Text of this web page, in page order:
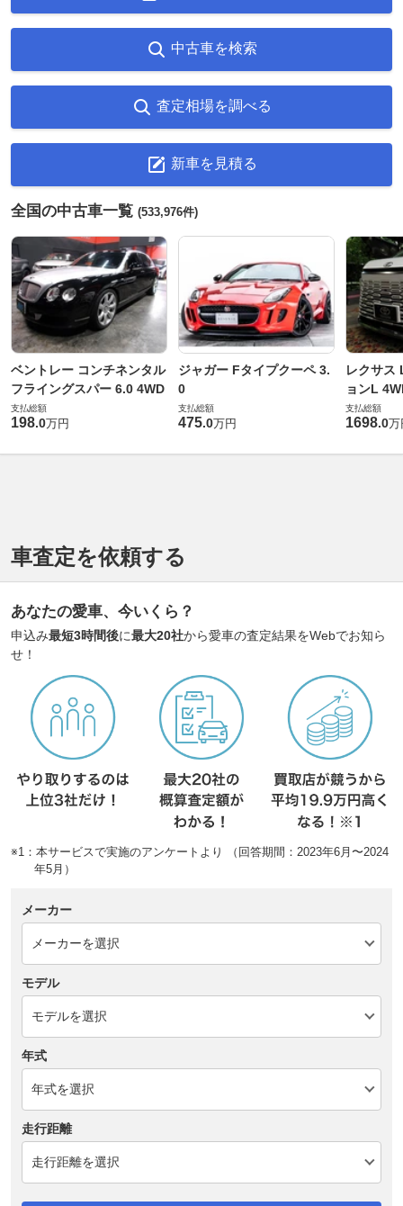
中古車を検索
査定相場を調べる
新車を見積る
全国の中古車一覧 (533,976件)
ベントレー コンチネンタル
フライングスパー 6.0 4WD
支払総額
198.0万円
ジャガー Fタイプクーペ 3.
0
支払総額
475.0万円
レクサス
ョンL
支払総額
1698.0万
車査定を依頼する
あなたの愛車、今いくら？
申込み最短3時間後に最大20社から愛車の査定結果をWebでお知ら
せ！
※1：本サービスで実施のアンケートより （回答期間：2023年6月〜2024
年5月）
メーカー
モデル
年式
走行距離